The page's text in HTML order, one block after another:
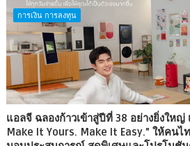
การเงิน การลงทุน
แอลจี ฉลองก้าวเข้าสู่ปีที่ 38 อย่างยิ่งใหญ่
Make It Yours. Make It Easy.” ให้คน